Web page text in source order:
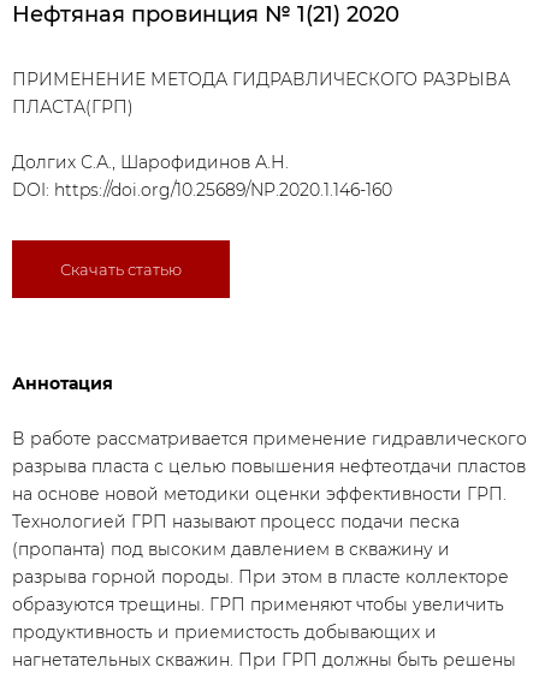
Нефтяная провинция № 1(21) 2020
ПРИМЕНЕНИЕ МЕТОДА ГИДРАВЛИЧЕСКОГО РАЗРЫВА
ПЛАСТА(ГРП)
Долгих С.А., Шарофидинов А.Н.
DOI: https://doi.org/10.25689/NP.2020.1.146-160
Скачать статью
Аннотация
В работе рассматривается применение гидравлического
разрыва пласта с целью повышения нефтеотдачи пластов
на основе новой методики оценки эффективности ГРП.
Технологией ГРП называют процесс подачи песка
(пропанта) под высоким давлением в скважину и
разрыва горной породы. При этом в пласте коллекторе
образуются трещины. ГРП применяют чтобы увеличить
продуктивность и приемистость добывающих и
нагнетательных скважин. При ГРП должны быть решены